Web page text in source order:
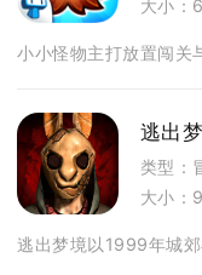
大小：
逃出
类型：
大小：
逃出梦境以1999年城